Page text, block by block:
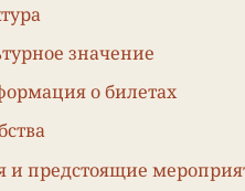
значение
о билетах
и предстоящие